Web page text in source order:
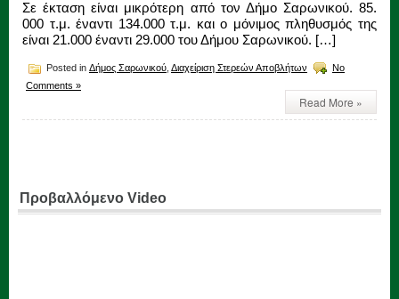
Σε έκταση είναι μικρότερη από τον Δήμο Σαρωνικού. 85.
000 τ.μ. έναντι 134.000 τ.μ. και ο μόνιμος πληθυσμός της
είναι 21.000 έναντι 29.000 του Δήμου Σαρωνικού. […]
Posted in Δήμος Σαρωνικού Διαχείριση Στερεών Αποβλήτων
No
Comments »
Read More »
Προβαλλόμενο Video